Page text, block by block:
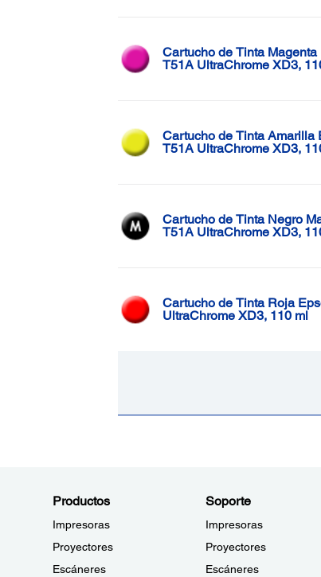
Cartucho de Tinta Magenta
T51A UltraChrome XD3,
Cartucho de Tinta Amarilla
T51A UltraChrome XD3,
Cartucho de Tinta Negro
T51A UltraChrome XD3,
Cartucho de Tinta Roja
UltraChrome XD3, 110 ml
Productos
Impresoras
Proyectores
Escáneres
Soporte
Impresoras
Proyectores
Escáneres